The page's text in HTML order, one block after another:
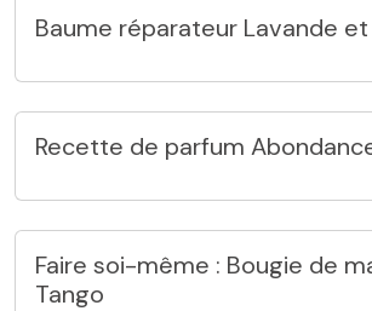
Baume réparateur Lavande et
Recette de parfum
Faire soi-même : Bougie de
Tango